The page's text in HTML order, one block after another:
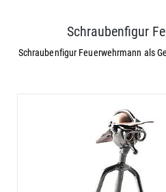
Schraubenfigur
Schraubenfigur Feuerwehrmann als